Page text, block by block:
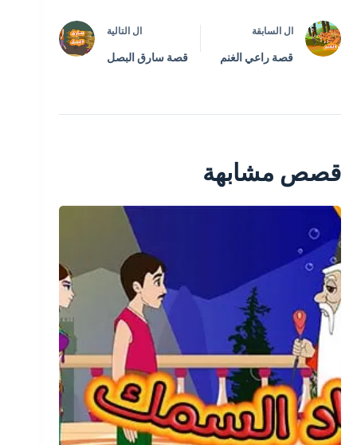
ال السابقة
قصة راعي الغنم
ال التالية
قصة سارق البصل
قصص مشابهة